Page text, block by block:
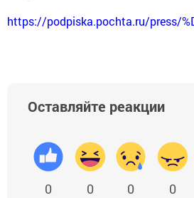
https://podpiska.pochta.ru/press/
Оставляйте реакции
0 0 0 0